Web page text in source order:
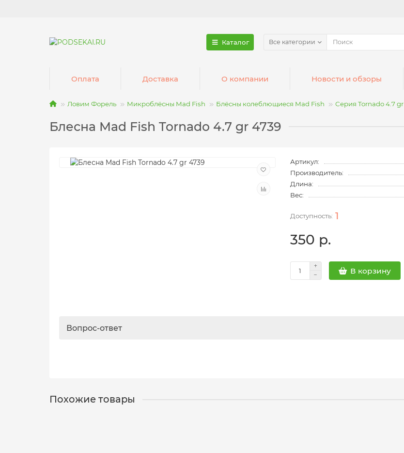
Каталог Все категории
Оплата Доставка О компании Новости и обзоры
Ловим Форель Микроблёсны Mad Fish Блёсны колеблющиеся Mad Fish Серия Tornado 4.7 gr
Блесна Mad Fish Tornado 4.7 gr 4739
Артикул:
Производитель:
Длина:
Вес:
1
350 р.
В корзину
Вопрос-ответ
Похожие товары